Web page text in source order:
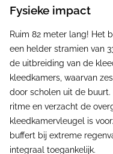
Fysieke impact
Ruim 82 meter lang! Het
een helder stramien van
de uitbreiding van de
kleedkamers, waarvan
door scholen uit de
ritme en verzacht de
kleedkamervleugel is
buffert bij extreme
integraal toegankelijk.